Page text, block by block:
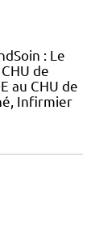
: Le
de
au CHU de
Infirmier